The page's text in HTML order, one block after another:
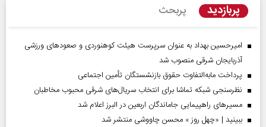
پربازدید پربحث
امیرحسین بهداد به عنوان سرپرست هیئت کوهنوردی و صعودهای ورزشی
آذربایجان شرقی منصوب شد
پرداخت مابه‌التفاوت حقوق بازنشستگان تأمین اجتماعی
نظرسنجی شبکه تماشا برای انتخاب سریال‌های شرقی محبوب مخاطبان
مسیر‌های راهپیمایی جاماندگان اربعین در البرز اعلام شد
ببینید | «چهل روز » محسن چاووشی منتشر شد